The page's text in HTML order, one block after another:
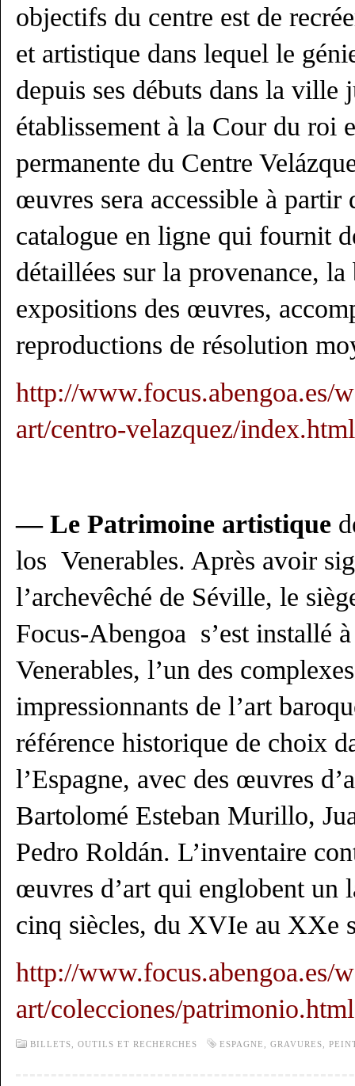
objectifs du centre est de
et artistique dans lequel le
depuis ses débuts dans la ville
établissement à la Cour du roi
permanente du Centre
œuvres sera accessible à partir
catalogue en ligne qui fournit
détaillées sur la provenance,
expositions des œuvres,
reproductions de résolution
http://www.focus.abengoa.es/
art/centro-velazquez/index.html
— Le Patrimoine artistique
los Venerables. Après avoir
l’archevêché de Séville, le
Focus-Abengoa s’est installé
Venerables, l’un des
impressionnants de l’art
référence historique de choix
l’Espagne, avec des œuvres
Bartolomé Esteban Murillo,
Pedro Roldán. L’inventaire
œuvres d’art qui englobent un
cinq siècles, du XVIe au XXe
http://www.focus.abengoa.es/
art/colecciones/patrimonio.html
BILLETS, OUTILS ET RECHERCHES ESPAGNE GRAVURES